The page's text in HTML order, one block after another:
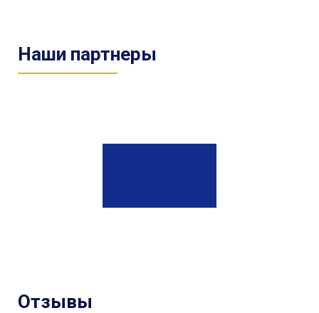
Наши партнеры
Отзывы